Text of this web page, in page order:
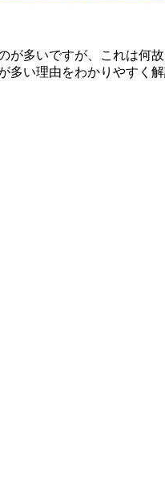
が多いですが、これは
い理由をわかりやすく解